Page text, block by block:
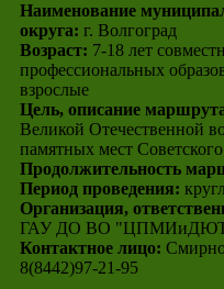
Наименование
округа: г. Волгоград
Возраст: 7-18 лет
профессиональных
взрослые
Цель, описание
Великой Отечественной
памятных мест
Продолжительность
Период проведения:
Организация,
ГАУ ДО ВО
Контактное лицо:
8(8442)97-21-95